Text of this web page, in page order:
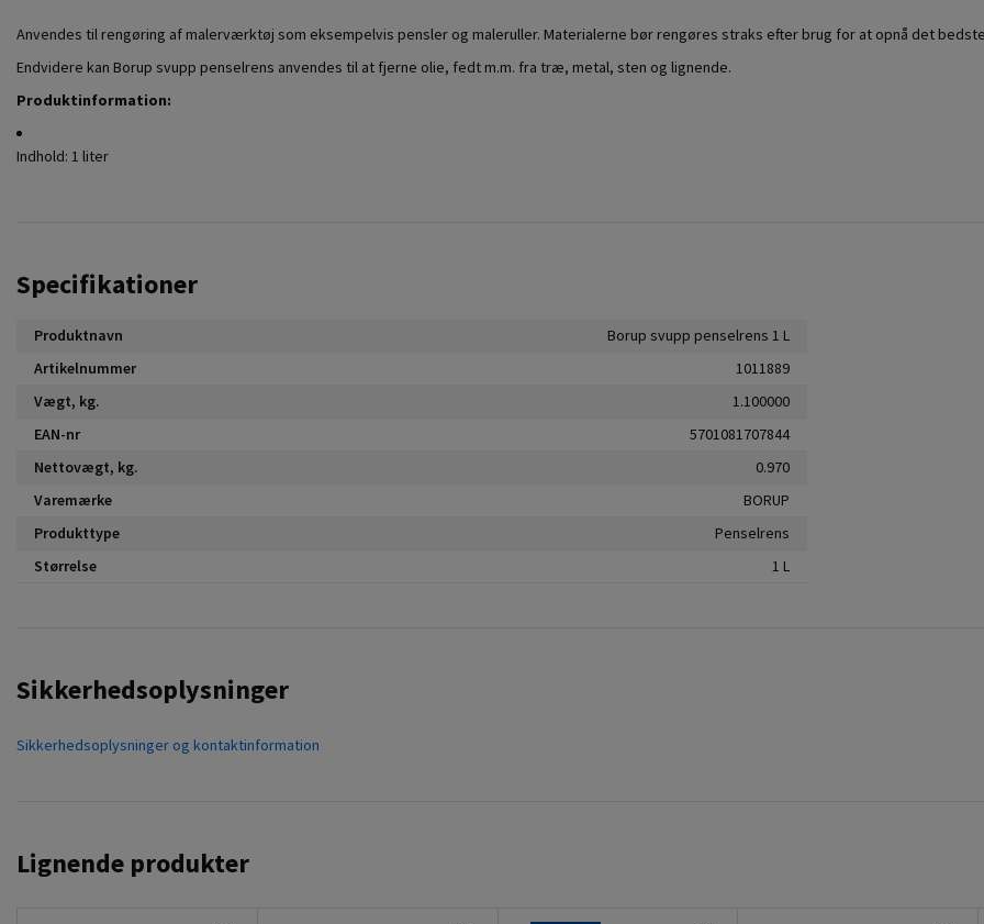
Anvendes til rengøring af malerværktøj som eksempelvis pensler og maleruller. Materialerne bør rengøres straks efter brug for at opnå det
Endvidere kan Borup svupp penselrens anvendes til at fjerne olie, fedt m.m. fra træ, metal, sten og lignende.
Produktinformation:
Indhold: 1 liter
Specifikationer
Produktnavn
Borup svupp penselrens 1 L
Artikelnummer
1011889
Vægt, kg.
1.100000
EAN-nr
5701081707844
Nettovægt, kg.
0.970
Varemærke
BORUP
Produkttype
Penselrens
Størrelse
1 L
Sikkerhedsoplysninger
Sikkerhedsoplysninger og kontaktinformation
Lignende produkter